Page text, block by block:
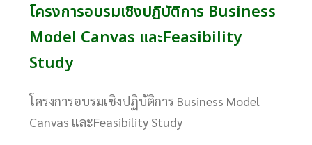
โครงการอบรมเชิงปฏิบัติการ Business
Model Canvas และFeasibility
Study
โครงการอบรมเชิงปฏิบัติการ Business Model
Canvas และFeasibility Study